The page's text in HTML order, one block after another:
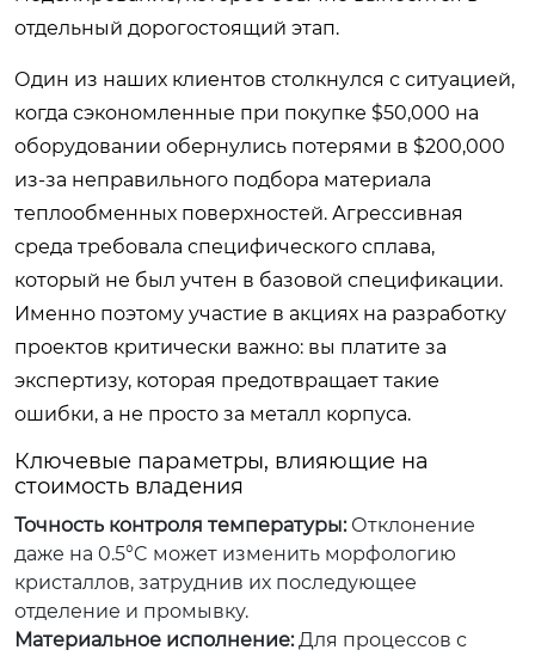
отдельный дорогостоящий этап.
Один из наших клиентов столкнулся с ситуацией,
когда сэкономленные при покупке $50,000 на
оборудовании обернулись потерями в $200,000
из-за неправильного подбора материала
теплообменных поверхностей. Агрессивная
среда требовала специфического сплава,
который не был учтен в базовой спецификации.
Именно поэтому участие в акциях на разработку
проектов критически важно: вы платите за
экспертизу, которая предотвращает такие
ошибки, а не просто за металл корпуса.
Ключевые параметры, влияющие на
стоимость владения
Точность контроля температуры:Отклонение
даже на 0.5°C может изменить морфологию
кристаллов, затруднив их последующее
отделение и промывку.
Материальное исполнение:Для процессов с